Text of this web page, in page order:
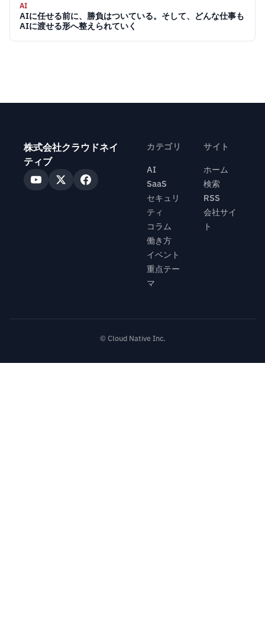
AI
AIに任せる前に、勝負はついている。そして、どんな仕事も
AIに渡せる形へ整えられていく
株式会社クラウドネイ
ティブ
カテゴリ
AI
SaaS
セキュリ
ティ
コラム
働き方
イベント
重点テー
マ
サイト
ホーム
検索
RSS
会社サイ
ト
© Cloud Native Inc.